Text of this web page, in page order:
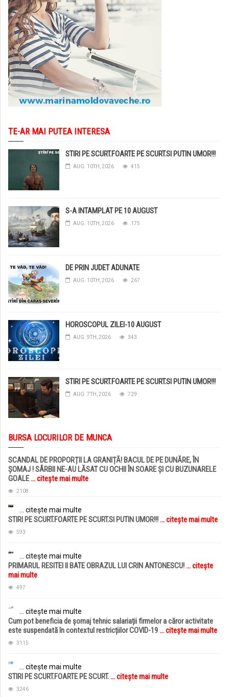
TE-AR MAI PUTEA INTERESA
STIRI PE SCURT.FOARTE PE SCURT.SI PUTIN UMOR!!!
AUG. 10TH, 2026 415
S-A INTAMPLAT PE 10 AUGUST
AUG. 10TH, 2026 175
DE PRIN JUDET ADUNATE
AUG. 10TH, 2026 267
HOROSCOPUL ZILEI-10 AUGUST
AUG. 9TH, 2026 343
STIRI PE SCURT.FOARTE PE SCURT.SI PUTIN UMOR!!!
AUG. 7TH, 2026 729
BURSA LOCURILOR DE MUNCA
SCANDAL DE PROPORȚII LA GRANIȚĂ! BACUL DE PE DUNĂRE, ÎN
ȘOMAJ ! SÂRBII NE-AU LĂSAT CU OCHII ÎN SOARE ȘI CU BUZUNARELE
GOALE... citește mai multe
2108
... citește mai multe
STIRI PE SCURT.FOARTE PE SCURT.SI PUTIN UMOR!!!... citește mai multe
593
... citește mai multe
PRIMARUL RESITEI II BATE OBRAZUL LUI CRIN ANTONESCU!... citește
mai multe
497
... citește mai multe
Cum pot beneficia de șomaj tehnic salariații firmelor a căror activitate
este suspendată în contextul restricțiilor COVID-19... citește mai multe
3115
... citește mai multe
STIRI PE SCURT.FOARTE PE SCURT.... citește mai multe
3246